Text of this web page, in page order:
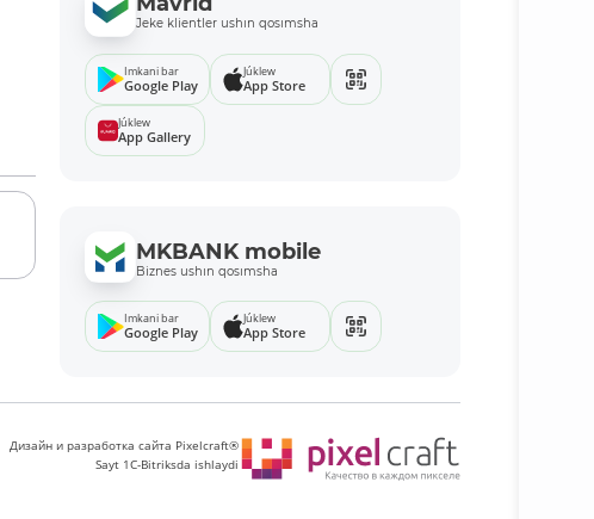
Jeke klientler ushın qosımsha
Imkani bar
Google Play
Júklew
App Store
Júklew
App Gallery
MKBANK mobile
Biznes ushın qosımsha
Imkani bar
Google Play
Júklew
App Store
Дизайн и разработка сайта Pixelcraft®
Sayt 1C-Bitriksda ishlaydi